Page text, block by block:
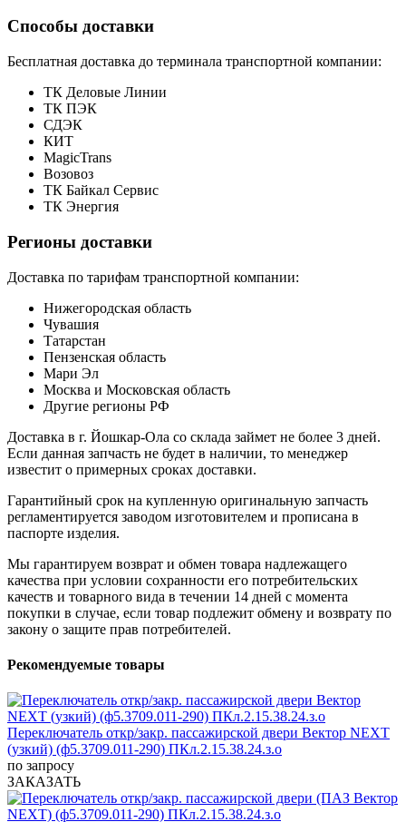
Способы доставки
Бесплатная доставка до терминала транспортной компании:
ТК Деловые Линии
ТК ПЭК
СДЭК
КИТ
MagicTrans
Возовоз
ТК Байкал Сервис
ТК Энергия
Регионы доставки
Доставка по тарифам транспортной компании:
Нижегородская область
Чувашия
Татарстан
Пензенская область
Мари Эл
Москва и Московская область
Другие регионы РФ
Доставка в г. Йошкар-Ола со склада займет не более 3 дней.
Если данная запчасть не будет в наличии, то менеджер
известит о примерных сроках доставки.
Гарантийный срок на купленную оригинальную запчасть
регламентируется заводом изготовителем и прописана в
паспорте изделия.
Мы гарантируем возврат и обмен товара надлежащего
качества при условии сохранности его потребительских
качеств и товарного вида в течении 14 дней с момента
покупки в случае, если товар подлежит обмену и возврату по
закону о защите прав потребителей.
Рекомендуемые товары
Переключатель откр/закр. пассажирской двери Вектор NEXT
(узкий) (ф5.3709.011-290) ПКл.2.15.38.24.з.о
по запросу
ЗАКАЗАТЬ